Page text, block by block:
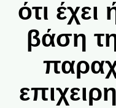
ότι
βάση